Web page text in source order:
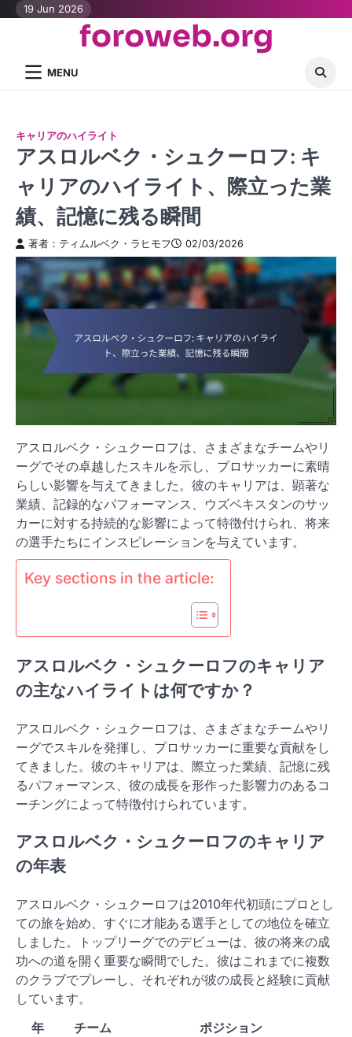
Skip19 Jun 2026
foroweb.org
MENU
キャリアのハイライト
アスロルベク・シュクーロフ: キ
ャリアのハイライト、際立った業
績、記憶に残る瞬間
著者：ティムルベク・ラヒモフ 02/03/2026
アスロルベク・シュクーロフは、さまざまなチームやリ
ーグでその卓越したスキルを示し、プロサッカーに素晴
らしい影響を与えてきました。彼のキャリアは、顕著な
業績、記録的なパフォーマンス、ウズベキスタンのサッ
カーに対する持続的な影響によって特徴付けられ、将来
の選手たちにインスピレーションを与えています。
Key sections in the article:
アスロルベク・シュクーロフのキャリア
の主なハイライトは何ですか？
アスロルベク・シュクーロフは、さまざまなチームやリ
ーグでスキルを発揮し、プロサッカーに重要な貢献をし
てきました。彼のキャリアは、際立った業績、記憶に残
るパフォーマンス、彼の成長を形作った影響力のあるコ
ーチングによって特徴付けられています。
アスロルベク・シュクーロフのキャリア
の年表
アスロルベク・シュクーロフは2010年代初頭にプロとし
ての旅を始め、すぐに才能ある選手としての地位を確立
しました。トップリーグでのデビューは、彼の将来の成
功への道を開く重要な瞬間でした。彼はこれまでに複数
のクラブでプレーし、それぞれが彼の成長と経験に貢献
しています。
年
チーム
ポジション